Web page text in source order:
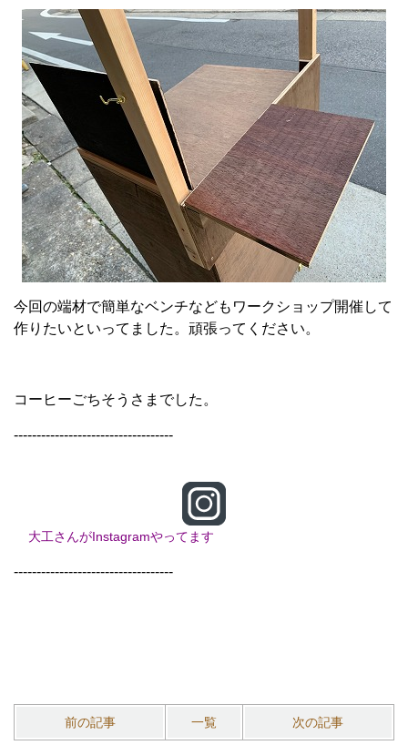
今回の端材で簡単なベンチなどもワークショップ開催して
作りたいといってました。頑張ってください。
コーヒーごちそうさまでした。
-----------------------------------
大工さんがInstagramやってます
-----------------------------------
前の記事 一覧 次の記事